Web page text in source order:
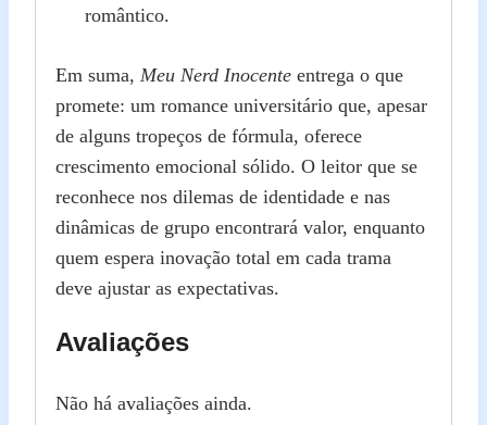
romântico.
Em suma, Meu Nerd Inocente entrega o que
promete: um romance universitário que, apesar
de alguns tropeços de fórmula, oferece
crescimento emocional sólido. O leitor que se
reconhece nos dilemas de identidade e nas
dinâmicas de grupo encontrará valor, enquanto
quem espera inovação total em cada trama
deve ajustar as expectativas.
Avaliações
Não há avaliações ainda.